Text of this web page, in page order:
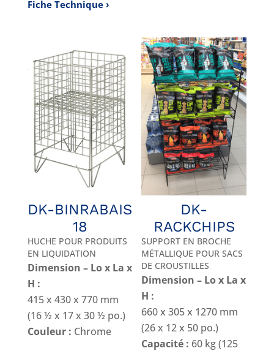
Fiche Technique
DK-BINRABAIS
18
HUCHE POUR PRODUITS
EN LIQUIDATION
Dimension – Lo x La x
H :
415 x 430 x 770 mm
(16 ½ x 17 x 30 ½ po.)
Couleur : Chrome
DK-
RACKCHIPS
SUPPORT EN BROCHE
MÉTALLIQUE POUR SACS
DE CROUSTILLES
Dimension – Lo x La x
H :
660 x 305 x 1270 mm
(26 x 12 x 50 po.)
Capacité : 60 kg (125